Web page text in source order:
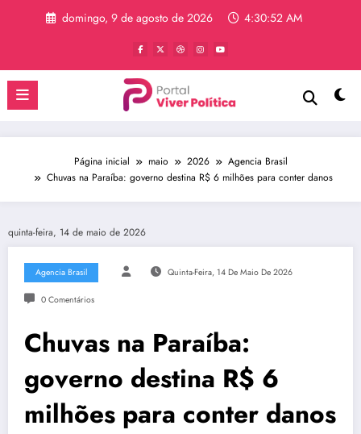
domingo, 9 de agosto de 2026 4:30:52 AM
Página inicial maio 2026
Agencia Brasil
Chuvas na Paraíba: governo destina R$ 6 milhões para conter danos
quinta-feira, 14 de maio de 2026
Agencia Brasil Quinta-Feira, 14 De Maio De 2026
0 Comentários
Chuvas na Paraíba:
governo destina R$ 6
milhões para conter danos